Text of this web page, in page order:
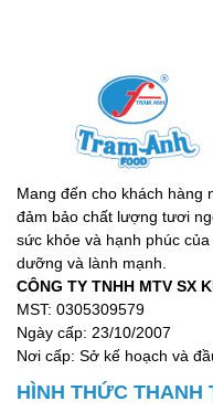
Mang đến cho khách hàng
đảm bảo chất lượng tươi
sức khỏe và hạnh phúc
dưỡng và lành mạnh.
CÔNG TY TNHH MTV SX
MST: 0305309579
Ngày cấp: 23/10/2007
Nơi cấp: Sở kế hoạch và
HÌNH THỨC THANH